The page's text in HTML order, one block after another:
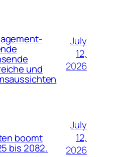
und
July
12,
2026
boomt
bis 2082.
July
12,
2026